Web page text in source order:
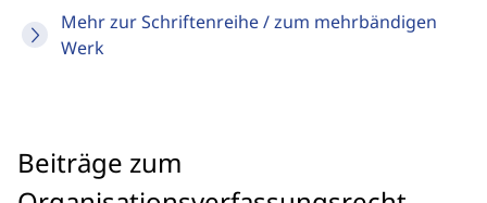
Mehr zur Schriftenreihe / zum mehrbändigen
Werk
Beiträge zum